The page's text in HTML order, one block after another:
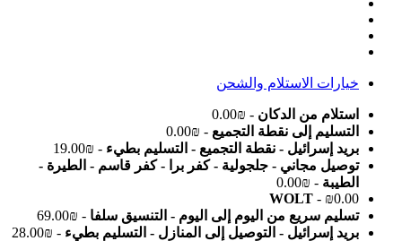
خيارات الاستلام والشحن
استلام من الدكان - ₪0.00
التسليم إلى نقطة التجميع - ₪0.00
بريد إسرائيل - نقطة التجميع - التسليم بطيء - ₪19.00
توصيل مجاني - جلجولية - كفر برا - كفر قاسم - الطيرة -
الطيبة - ₪0.00
WOLT - ₪0.00
تسليم سريع من اليوم إلى اليوم - التنسيق سلفا - ₪69.00
بريد إسرائيل - التوصيل إلى المنازل - التسليم بطيء - ₪28.00